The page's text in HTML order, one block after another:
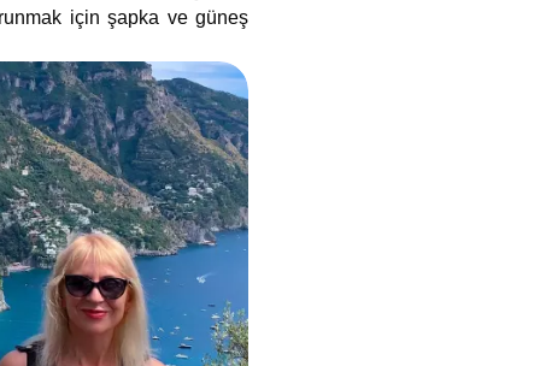
için şapka ve güneş